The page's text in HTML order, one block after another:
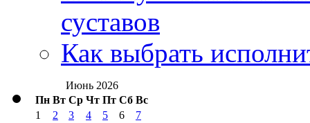
суставов
Как выбрать
Июнь 2026
Пн Вт Ср Чт Пт Сб Вс
1 2 3 4 5 6
7